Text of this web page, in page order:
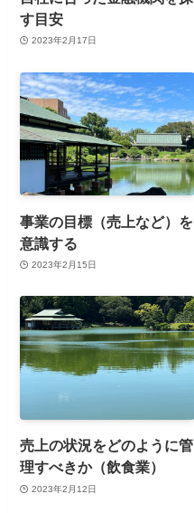
す目安
2023年2月17日
事業の目標（売上など）を
意識する
2023年2月15日
売上の状況をどのように管
理すべきか（飲食業）
2023年2月12日